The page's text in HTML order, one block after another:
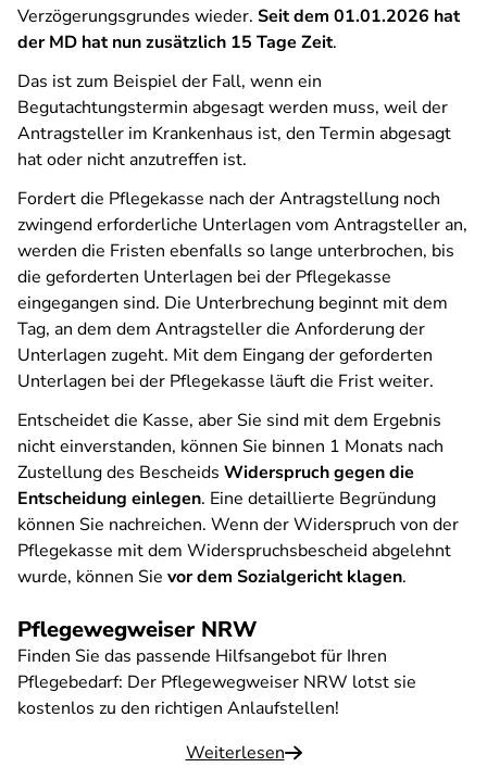
Verzögerungsgrundes wieder. Seit dem 01.01.2026 hat
der MD hat nun zusätzlich 15 Tage Zeit.
Das ist zum Beispiel der Fall, wenn ein
Begutachtungstermin abgesagt werden muss, weil der
Antragsteller im Krankenhaus ist, den Termin abgesagt
hat oder nicht anzutreffen ist.
Fordert die Pflegekasse nach der Antragstellung noch
zwingend erforderliche Unterlagen vom Antragsteller an,
werden die Fristen ebenfalls so lange unterbrochen, bis
die geforderten Unterlagen bei der Pflegekasse
eingegangen sind. Die Unterbrechung beginnt mit dem
Tag, an dem dem Antragsteller die Anforderung der
Unterlagen zugeht. Mit dem Eingang der geforderten
Unterlagen bei der Pflegekasse läuft die Frist weiter.
Entscheidet die Kasse, aber Sie sind mit dem Ergebnis
nicht einverstanden, können Sie binnen 1 Monats nach
Zustellung des Bescheids Widerspruch gegen die
Entscheidung einlegen. Eine detaillierte Begründung
können Sie nachreichen. Wenn der Widerspruch von der
Pflegekasse mit dem Widerspruchsbescheid abgelehnt
wurde, können Sie vor dem Sozialgericht klagen.
Pflegewegweiser NRW
Finden Sie das passende Hilfsangebot für Ihren
Pflegebedarf: Der Pflegewegweiser NRW lotst sie
kostenlos zu den richtigen Anlaufstellen!
Weiterlesen